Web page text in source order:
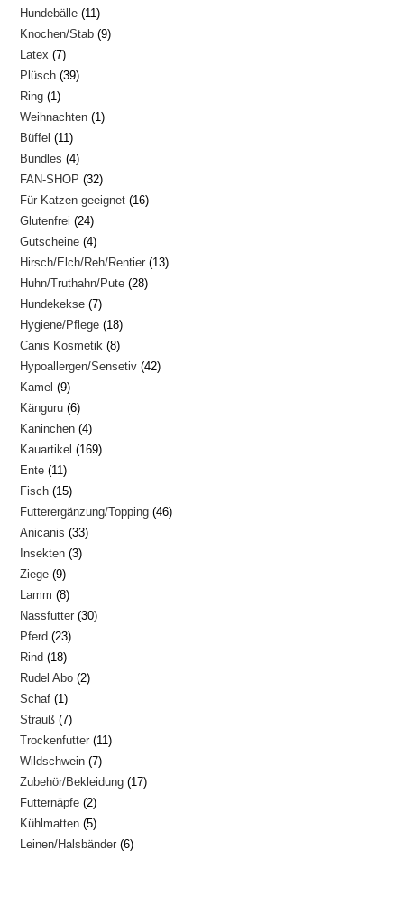
Produkte
Hundebälle 1111
Produkte
Knochen/Stab 99
Latex 77
Produkte
Plüsch 3939
Ring 11
Produkt
Weihnachten 11
Büffel 1111
Produkte
Bundles 44
Produkte
FAN-SHOP 3232
Produkte
Für Katzen geeignet 1616
Glutenfrei 2424
Produkte
Gutscheine 44
Produkte
Hirsch/Elch/Reh/Rentier 1313
Huhn/Truthahn/Pute 2828
Hundekekse 77
Produkte
Hygiene/Pflege 1818
Produkte
Canis Kosmetik 88
Produkte
Hypoallergen/Sensetiv 4242
Kamel 99
Produkte
Känguru 66
Produkte
Kaninchen 44
Produkte
Kauartikel 169169
Ente 1111
Produkte
Fisch 1515
Produkte
Futterergänzung/Topping 4646
Anicanis 3333
Insekten 33
Ziege 99
Produkte
Lamm 88
Produkte
Nassfutter 3030
Pferd 2323
Rind 1818
Produkte
Rudel Abo 22
Schaf 11
Produkt
Strauß 77
Produkte
Trockenfutter 1111
Wildschwein 77
Produkte
Zubehör/Bekleidung 1717
Futternäpfe 22
Produkte
Kühlmatten 55
Produkte
Leinen/Halsbänder 66